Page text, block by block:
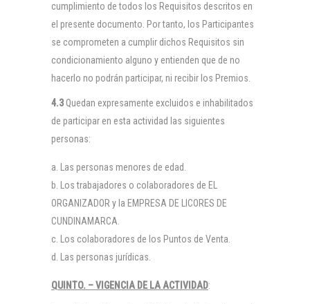
cumplimiento de todos los Requisitos descritos en
el presente documento. Por tanto, los Participantes
se comprometen a cumplir dichos Requisitos sin
condicionamiento alguno y entienden que de no
hacerlo no podrán participar, ni recibir los Premios.
4.3 Quedan expresamente excluidos e inhabilitados
de participar en esta actividad las siguientes
personas:
Las personas menores de edad.
Los trabajadores o colaboradores de EL
ORGANIZADOR y la EMPRESA DE LICORES DE
CUNDINAMARCA.
Los colaboradores de los Puntos de Venta.
Las personas jurídicas.
QUINTO. – VIGENCIA DE LA ACTIVIDAD: